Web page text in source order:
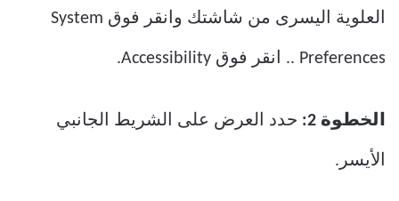
العلوية اليسرى من شاشتك وانقر فوق System
Preferences .. انقر فوق Accessibility.
الخطوة 2: حدد العرض على الشريط الجانبي
الأيسر.